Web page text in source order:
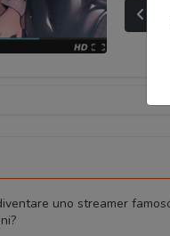
uno streamer